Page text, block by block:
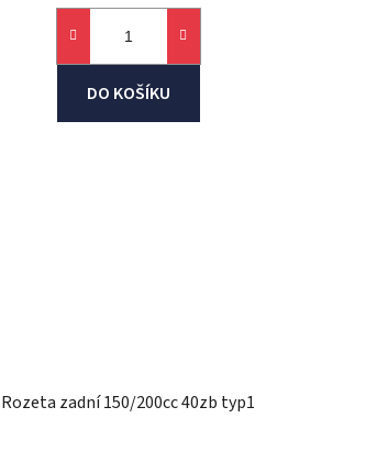
DO KOŠÍKU
Rozeta zadní 150/200cc 40zb typ1